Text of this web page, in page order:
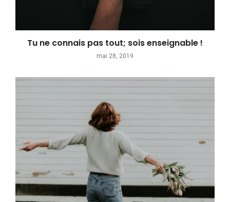
Tu ne connais pas tout; sois enseignable !
mai 28, 2019